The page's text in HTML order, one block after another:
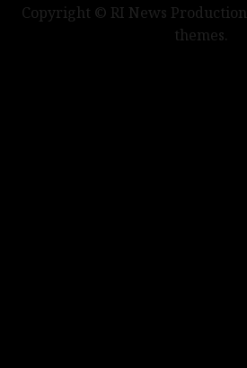
Copyright © RI News Production
themes.